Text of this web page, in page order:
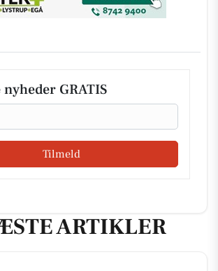
GRATIS
Tilmeld
ARTIKLER